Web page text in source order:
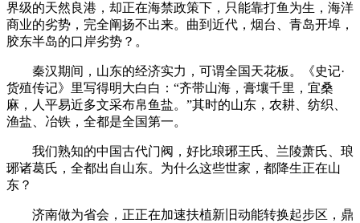
界级的天然良港，却正在海禁政策下，只能靠打鱼为生，海洋
商业的劣势，完全阐扬不出来。曲到近代，烟台、青岛开埠，
胶东半岛的口岸劣势？。
秦汉期间，山东的经济实力，可谓全国天花板。《史记·
货殖传记》里写得明大白白：“齐带山海，膏壤千里，宜桑
麻，人平易近多文采布帛鱼盐。”其时的山东，农耕、纺织、
渔盐、冶铁，全都是全国第一。
我们熟知的中国古代门阀，好比琅琊王氏、兰陵萧氏、琅
琊诸葛氏，全都出自山东。为什么这些世家，都降生正在山
东？
济南做为省会，正正在加速扶植新旧动能转换起步区，鼎